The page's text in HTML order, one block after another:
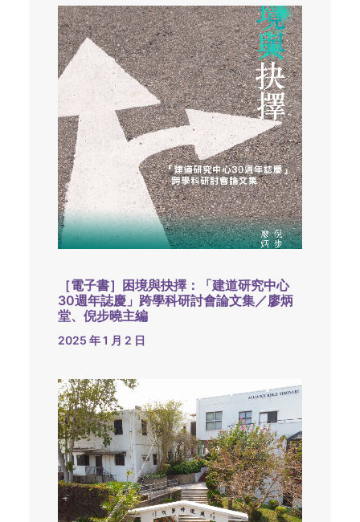
［電子書］困境與抉擇：「建道研究中心
30週年誌慶」跨學科研討會論文集／廖炳
堂、倪步曉主編
2025 年 1 月 2 日